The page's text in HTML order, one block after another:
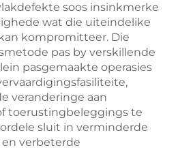
soos insinkmerke
wat die uiteindelike
kompromitteer. Die
pas by verskillende
pasgemaakte operasies
veranderinge aan
toerustingbeleggings te
sluit in verminderde
verbeterde